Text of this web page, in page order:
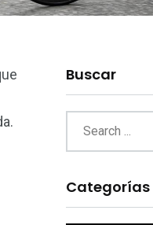
Buscar
Categorías